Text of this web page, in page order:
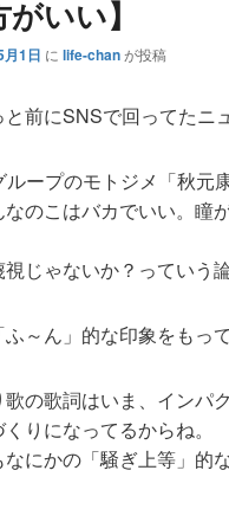
いい】
1日 に life-chanが投稿
と前にSNSで回ってたニ
ループのモトジメ「秋元
なのこはバカでいい。
じゃないか？っていう
～ん」的な印象をもっ
歌の歌詞はいま、インパ
りになってるからね。
なにかの「騒ぎ上等」的